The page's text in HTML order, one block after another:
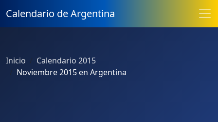
Calendario de Argentina
Inicio
Calendario 2015
Noviembre 2015 en Argentina